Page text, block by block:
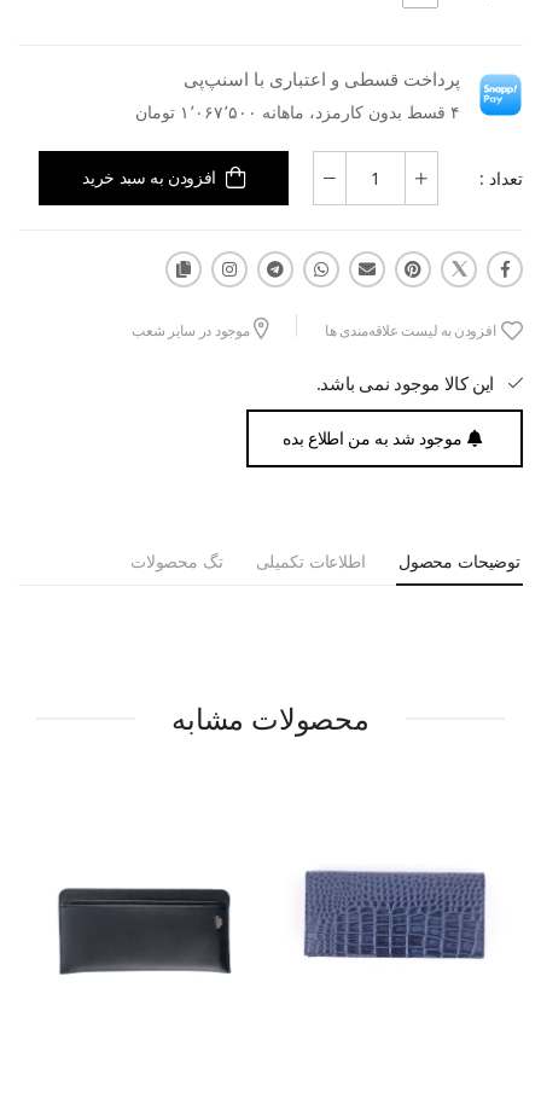
پرداخت قسطی و اعتباری با اسنپ‌پی
۴ قسط بدون کارمزد، ماهانه ۱٬۰۶۷٬۵۰۰ تومان
تعداد : افزودن به سبد خرید
افزودن به لیست علاقه‌مندی ها موجود در سایر شعب
این کالا موجود نمی باشد.
موجود شد به من اطلاع بده
توضیحات محصول اطلاعات تکمیلی تگ محصولات
محصولات مشابه